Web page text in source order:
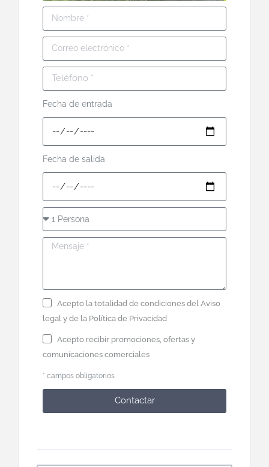
Fecha de entrada
Fecha de salida
Acepto la totalidad de condiciones del Aviso
legal y de la Política de Privacidad
Acepto recibir promociones, ofertas y
comunicaciones comerciales
* campos obligatorios
Contactar